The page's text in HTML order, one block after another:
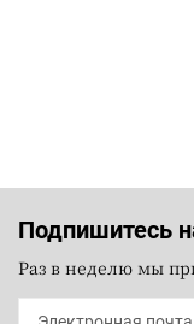
Подпишитесь
Раз в неделю мы